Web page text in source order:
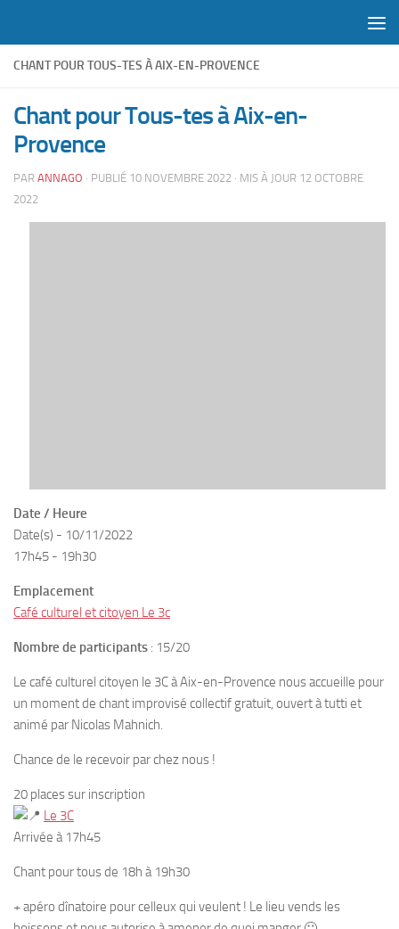
CHANT POUR TOUS-TES À AIX-EN-PROVENCE
Chant pour Tous-tes à Aix-en-
Provence
PAR ANNAGO · PUBLIÉ 10 NOVEMBRE 2022 · MIS À JOUR 12 OCTOBRE
2022
Date / Heure
Date(s) - 10/11/2022
17h45 - 19h30
Emplacement
Café culturel et citoyen Le 3c
Nombre de participants : 15/20
Le café culturel citoyen le 3C à Aix-en-Provence nous accueille pour
un moment de chant improvisé collectif gratuit, ouvert à tutti et
animé par Nicolas Mahnich.
Chance de le recevoir par chez nous !
20 places sur inscription
Le 3C
Arrivée à 17h45
Chant pour tous de 18h à 19h30
+ apéro dînatoire pour celleux qui veulent ! Le lieu vends les